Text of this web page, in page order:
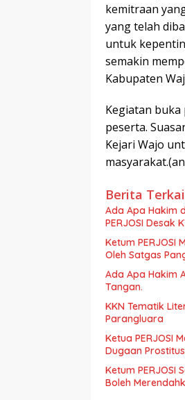
kemitraan
yang telah
untuk
semakin
Kabupaten
Kegiatan
peserta.
Kejari Wajo
Berita
Ada Apa Hakim
PERJOSI Desak
Ketum PERJOSI
Oleh Satgas
Ada Apa Hakim
Tangan.
KKN Tematik
Parangluara
Ketua PERJOSI
Dugaan
Ketum PERJOSI
Boleh